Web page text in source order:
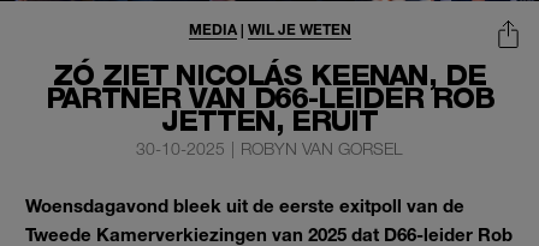
ZÓ ZIET NICOLÁS KEENAN, DE
PARTNER VAN D66-LEIDER ROB
JETTEN, ERUIT
MEDIA| WIL JE WETEN
30-10-2025 | ROBYN VAN GORSEL
Woensdagavond bleek uit de eerste exitpoll van de
Tweede Kamerverkiezingen van 2025 dat D66-leider Rob